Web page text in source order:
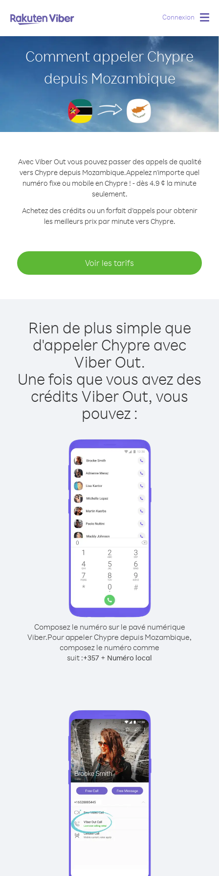
Connexion
Comment appeler Chypre
depuis Mozambique
Avec Viber Out vous pouvez passer des appels de qualité
vers Chypre depuis Mozambique.Appelez n'importe quel
numéro fixe ou mobile en Chypre ! - dès 4.9 ¢ la minute
seulement.
Achetez des crédits ou un forfait d’appels pour obtenir
les meilleurs prix par minute vers Chypre.
Voir les tarifs
Rien de plus simple que
d'appeler Chypre avec
Viber Out.
Une fois que vous avez des
crédits Viber Out, vous
pouvez :
Composez le numéro sur le pavé numérique
Viber.Pour appeler Chypre depuis Mozambique,
composez le numéro comme
suit :+357 + Numéro local